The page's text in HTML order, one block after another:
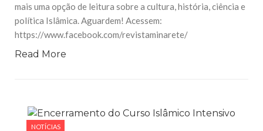
mais uma opção de leitura sobre a cultura, história, ciência e
política Islâmica. Aguardem! Acessem:
https://www.facebook.com/revistaminarete/
Read More
NOTÍCIAS